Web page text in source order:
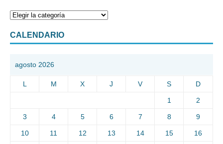
CALENDARIO
agosto 2026
L M X J V S D
1 2
3 4 5 6 7 8 9
10 11 12 13 14 15 16